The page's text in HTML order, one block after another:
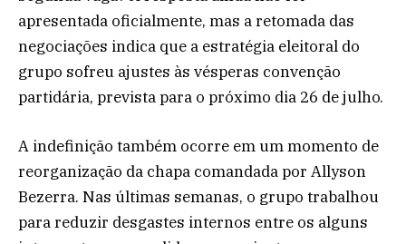
apresentada oficialmente, mas a retomada das
negociações indica que a estratégia eleitoral do
grupo sofreu ajustes às vésperas convenção
partidária, prevista para o próximo dia 26 de julho.
A indefinição também ocorre em um momento de
reorganização da chapa comandada por Allyson
Bezerra. Nas últimas semanas, o grupo trabalhou
para reduzir desgastes internos entre os alguns